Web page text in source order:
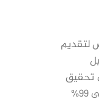
لتقديم
تحقيق